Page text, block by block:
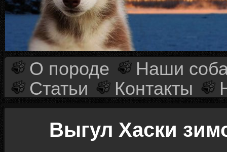
О породе
Наши
Статьи
Контакты
Выгул Хаски